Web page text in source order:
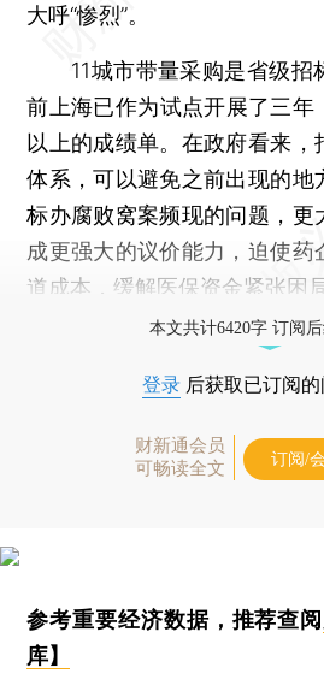
大呼“惨烈”。
11城市带量采购是省级招
前上海已作为试点开展了三年
以上的成绩单。在政府看来
体系，可以避免之前出现的地
标办腐败窝案频现的问题，更
成更强大的议价能力，迫使药
道成本，缓解医保资金紧张困局
本文共计6420字 订阅
登录 后获取已订阅
财新通会员
可畅读全文
订阅/
参考重要经济数据，推荐查阅
库】